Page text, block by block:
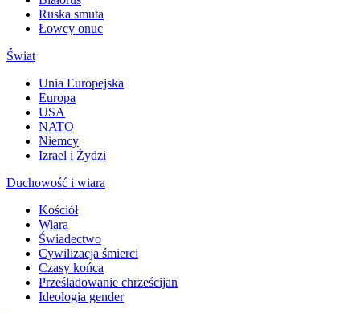
Ruska smuta
Łowcy onuc
Świat
Unia Europejska
Europa
USA
NATO
Niemcy
Izrael i Żydzi
Duchowość i wiara
Kościół
Wiara
Świadectwo
Cywilizacja śmierci
Czasy końca
Prześladowanie chrześcijan
Ideologia gender